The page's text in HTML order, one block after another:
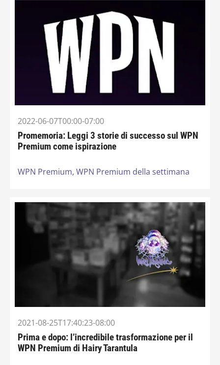
2022-06-07T00:00-07:00
Promemoria: Leggi 3 storie di successo sul WPN
Premium come ispirazione
WPN Premium, WPN Premium della settimana
2021-08-25T17:40:23-08:00
Prima e dopo: l’incredibile trasformazione per il
WPN Premium di Hairy Tarantula